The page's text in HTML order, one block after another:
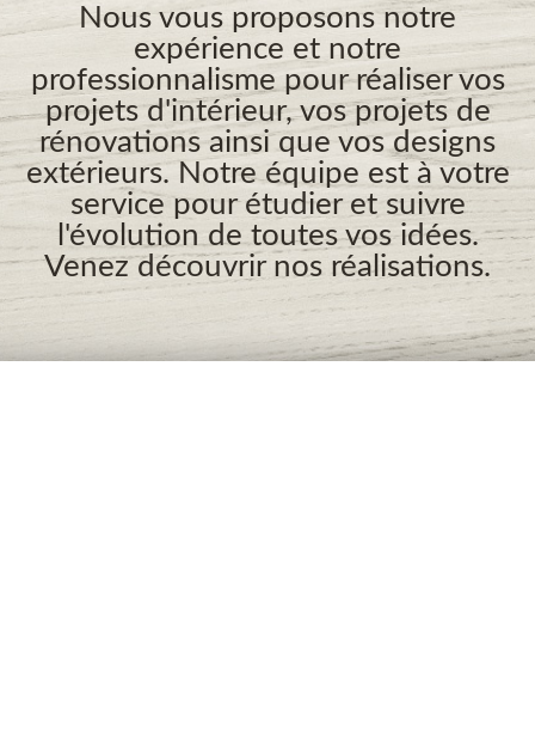
Nous vous proposons notre
expérience et notre
professionnalisme pour réaliser vos
projets d'intérieur, vos projets de
rénovations ainsi que vos designs
extérieurs. Notre équipe est à votre
service pour étudier et suivre
l'évolution de toutes vos idées.
Venez découvrir nos réalisations.